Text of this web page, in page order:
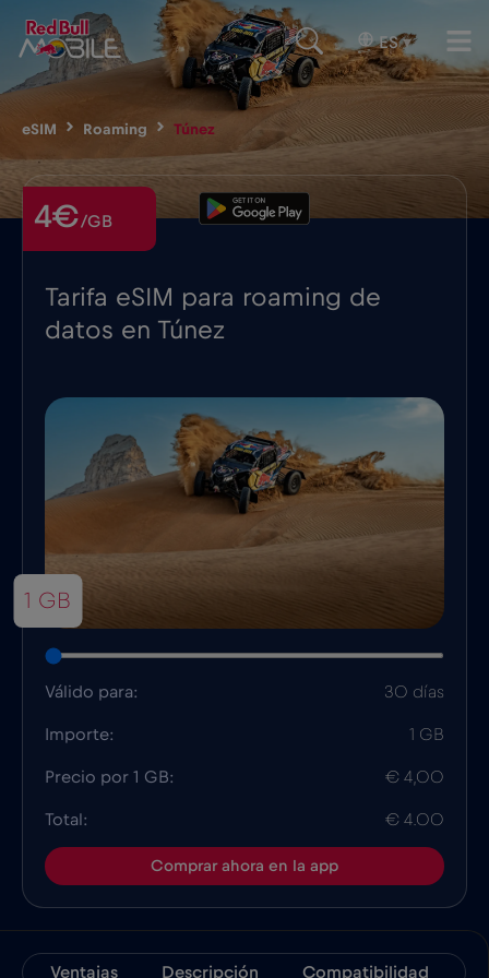
ES ▾
eSIM Roaming Túnez
Tarifa eSIM para roaming de
datos en Túnez
4€/GB
1 GB
Válido para: 30 días
Importe: 1 GB
Precio por 1 GB: € 4,00
Total: € 4.00
Comprar ahora en la app
Ventajas Descripción Compatibilidad